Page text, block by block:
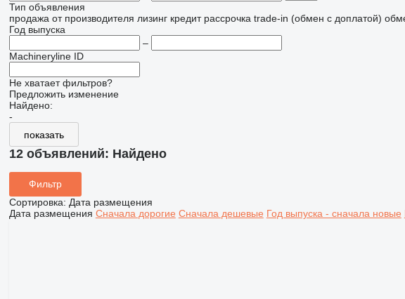
Тип объявления
продажа от производителя лизинг кредит рассрочка trade-in (обмен с доплатой)
Год выпуска
–
Machineryline ID
Не хватает фильтров?
Предложить изменение
Найдено:
-
показать
12 объявлений: Найдено
Фильтр
Сортировка: Дата размещения
Дата размещения Сначала дорогие Сначала дешевые Год выпуска - сначала новые